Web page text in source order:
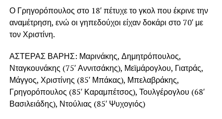
Ο Γρηγορόπουλος στο 18′ πέτυχε το γκολ που έκρινε την
αναμέτρηση, ενώ οι γηπεδούχοι είχαν δοκάρι στο 70′ με
τον Χριστίνη.
ΑΣΤΕΡΑΣ ΒΑΡΗΣ: Μαρινάκης, Δημητρόπουλος,
Νταγκουνάκης (75′ Αννιτσάκης), Μεϊμάρογλου, Γιατράς,
Μάγγος, Χριστίνης (85′ Μπάκας), Μπελαβράκης,
Γρηγορόπουλος (85′ Καραμπέτσος), Τουλγέρογλου (68′
Βασιλειάδης), Ντούλιας (85′ Ψυχογιός)